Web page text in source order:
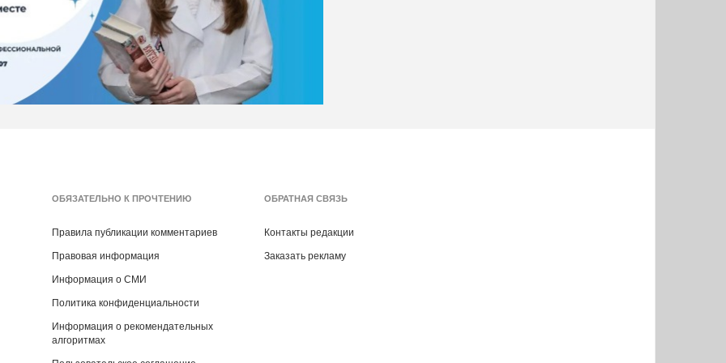
ОБЯЗАТЕЛЬНО К ПРОЧТЕНИЮ
Правила публикации комментариев
Правовая информация
Информация о СМИ
Политика конфиденциальности
Информация о рекомендательных
алгоритмах
ОБРАТНАЯ СВЯЗЬ
Контакты редакции
Заказать рекламу